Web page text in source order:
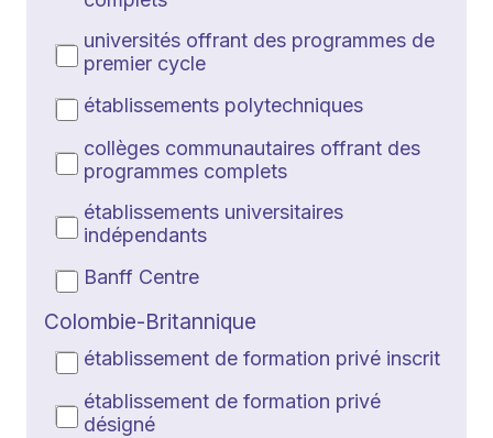
universités offrant des programmes de
premier cycle
établissements polytechniques
collèges communautaires offrant des
programmes complets
établissements universitaires
indépendants
Banff Centre
Colombie-Britannique
établissement de formation privé inscrit
établissement de formation privé
désigné